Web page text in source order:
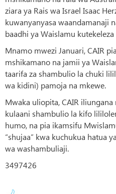
ziara ya Rais wa Israel Isaac
kuwanyanyasa waandamanaji
baadhi ya Waislamu
Mnamo mwezi Januari, CAIR
mshikamano na jamii ya
taarifa za shambulio la chuki
wa kidini) pamoja na mkewe.
Mwaka uliopita, CAIR
kulaani shambulio la kifo
humo, na pia ikamsifu
“shujaa” kwa kuchukua hatua
wa washambuliaji.
3497426